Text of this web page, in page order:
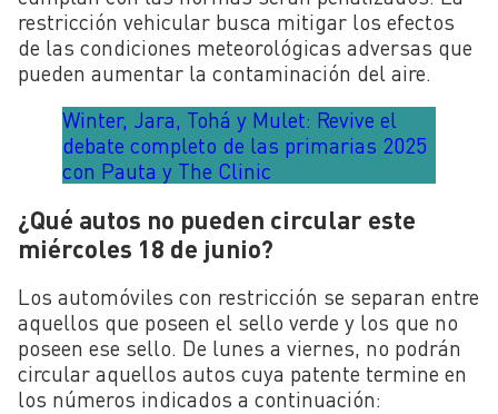
restricción vehicular busca mitigar los efectos
de las condiciones meteorológicas adversas que
pueden aumentar la contaminación del aire.
Winter, Jara, Tohá y Mulet: Revive el
debate completo de las primarias 2025
con Pauta y The Clinic
¿Qué autos no pueden circular este
miércoles 18 de junio?
Los automóviles con restricción se separan entre
aquellos que poseen el sello verde y los que no
poseen ese sello. De lunes a viernes, no podrán
circular aquellos autos cuya patente termine en
los números indicados a continuación: